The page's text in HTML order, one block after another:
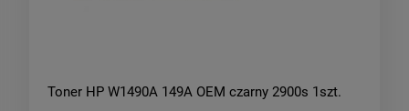
Toner HP W1490A 149A OEM czarny 2900s 1szt.